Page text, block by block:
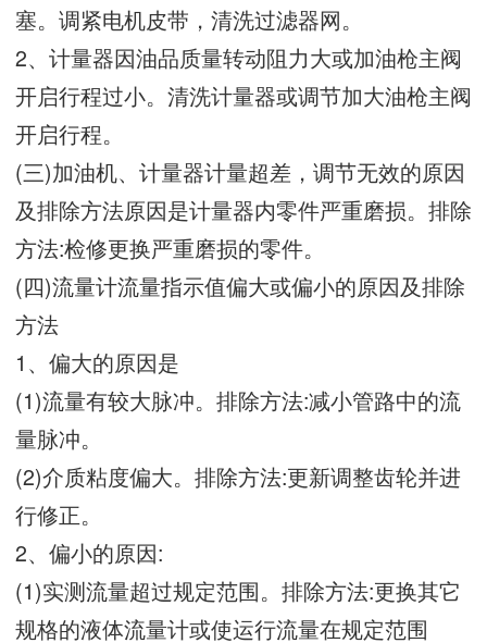
塞。调紧电机皮带，清洗过滤器网。
2、计量器因油品质量转动阻力大或加油枪主阀
开启行程过小。清洗计量器或调节加大油枪主阀
开启行程。
(三)加油机、计量器计量超差，调节无效的原因
及排除方法原因是计量器内零件严重磨损。排除
方法:检修更换严重磨损的零件。
(四)流量计流量指示值偏大或偏小的原因及排除
方法
1、偏大的原因是
(1)流量有较大脉冲。排除方法:减小管路中的流
量脉冲。
(2)介质粘度偏大。排除方法:更新调整齿轮并进
行修正。
2、偏小的原因:
(1)实测流量超过规定范围。排除方法:更换其它
规格的液体流量计或使运行流量在规定范围